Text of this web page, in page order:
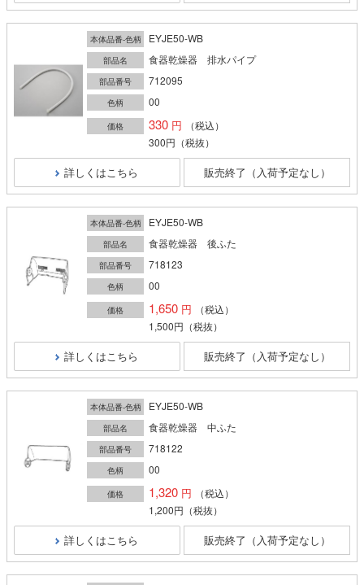
本体品番-色柄 EYJE50-WB
部品名 食器乾燥器 排水パイプ
部品番号 712095
色柄 00
価格 330
（税込）
300円 （税抜）
詳しくはこちら 販売終了（入荷予定なし）
本体品番-色柄 EYJE50-WB
部品名 食器乾燥器 後ふた
部品番号 718123
色柄 00
価格 1,650
（税込）
1,500円 （税抜）
詳しくはこちら 販売終了（入荷予定なし）
本体品番-色柄 EYJE50-WB
部品名 食器乾燥器 中ふた
部品番号 718122
色柄 00
価格 1,320
（税込）
1,200円 （税抜）
詳しくはこちら 販売終了（入荷予定なし）